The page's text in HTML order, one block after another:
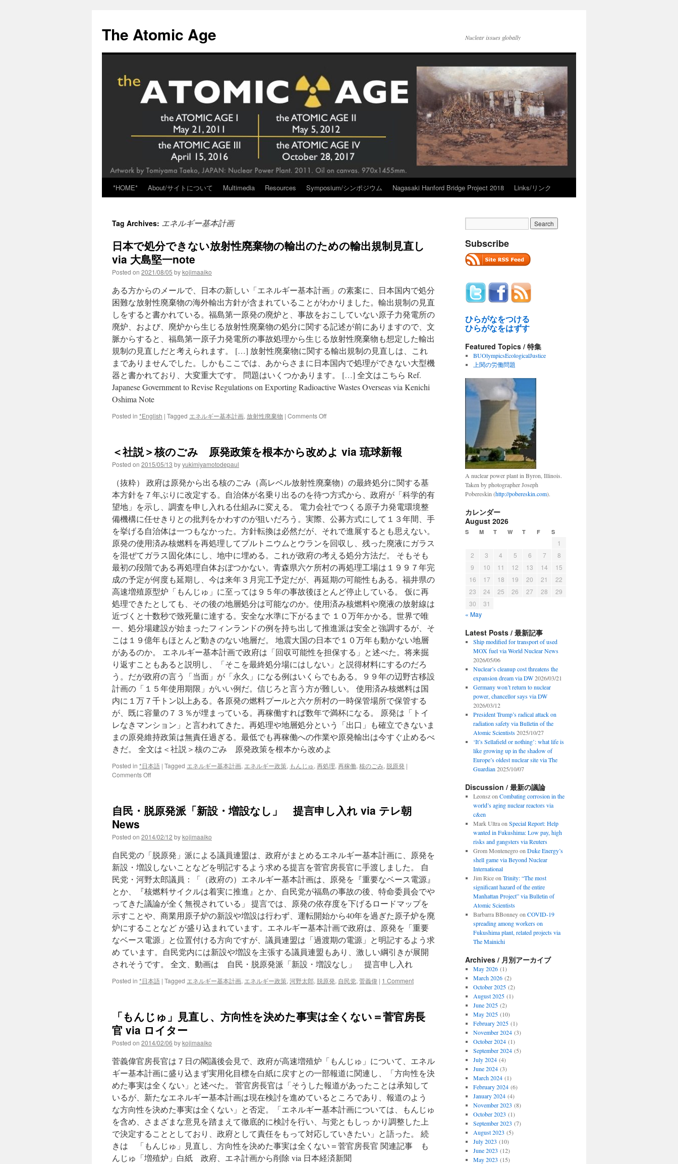
content
The Atomic Age Nuclear issues globally
*HOME* About/サイトについて Multimedia Resources Symposium/シンポジウム Nagasaki Hanford Bridge Project 2018 Links/リンク
Tag Archives: エネルギー基本計画
日本で処分できない放射性廃棄物の輸出のための輸出規制見直し
via 大島堅一note
Posted on 2021/08/05 bykojimaaiko
ある方からのメールで、日本の新しい「エネルギー基本計画」の素案に、日本国内で処分
困難な放射性廃棄物の海外輸出方針が含まれていることがわかりました。輸出規制の見直
しをすると書かれている。福島第一原発の廃炉と、事故をおこしていない原子力発電所の
廃炉、および、廃炉から生じる放射性廃棄物の処分に関する記述が前にありますので、文
脈からすると、福島第一原子力発電所の事故処理から生じる放射性廃棄物も想定した輸出
規制の見直しだと考えられます。 […] 放射性廃棄物に関する輸出規制の見直しは、これ
までありませんでした。しかもここでは、あからさまに日本国内で処理ができない大型機
器と書かれており、大変重大です。 問題はいくつかあります。 […] 全文はこちら Ref.
Japanese Government to Revise Regulations on Exporting Radioactive Wastes Overseas via Kenichi
Oshima Note
Posted in *English | Tagged エネルギー基本計画, 放射性廃棄物 | Comments Offon
処
分
き
な
い
放
性
廃
棄
物
の
輸
出
た
め
の
輸
出
規
制
直
し
via
大
島
堅
一
note
＜社説＞核のごみ 原発政策を根本から改めよ via 琉球新報
Posted on 2015/05/13 byyukimiyamotodepaul
（抜粋） 政府は原発から出る核のごみ（高レベル放射性廃棄物）の最終処分に関する基
本方針を７年ぶりに改定する。自治体が名乗り出るのを待つ方式から、政府が「科学的有
望地」を示し、調査を申し入れる仕組みに変える。 電力会社でつくる原子力発電環境整
備機構に任せきりとの批判をかわすのが狙いだろう。実際、公募方式にして１３年間、手
を挙げる自治体は一つもなかった。方針転換は必然だが、それで進展するとも思えない。
原発の使用済み核燃料を再処理してプルトニウムとウランを回収し、残った廃液にガラス
を混ぜてガラス固化体にし、地中に埋める。これが政府の考える処分方法だ。 そもそも
最初の段階である再処理自体おぼつかない。青森県六ケ所村の再処理工場は１９９７年完
成の予定が何度も延期し、今は来年３月完工予定だが、再延期の可能性もある。福井県の
高速増殖原型炉「もんじゅ」に至っては９５年の事故後ほとんど停止している。 仮に再
処理できたとしても、その後の地層処分は可能なのか。使用済み核燃料や廃液の放射線は
近づくと十数秒で致死量に達する。安全な水準に下がるまで １０万年かかる。世界で唯
一、処分場建設が始まったフィンランドの例を持ち出して推進派は安全と強調するが、そ
こは１９億年もほとんど動きのない地層だ。 地震大国の日本で１０万年も動かない地層
があるのか。 エネルギー基本計画で政府は「回収可能性を担保する」と述べた。将来掘
り返すこともあると説明し、「そこを最終処分場にはしない」と説得材料にするのだろ
う。だが政府の言う「当面」が「永久」になる例はいくらでもある。９９年の辺野古移設
計画の「１５年使用期限」がいい例だ。信じろと言う方が難しい。 使用済み核燃料は国
内に１万７千トン以上ある。各原発の燃料プールと六ケ所村の一時保管場所で保管する
が、既に容量の７３％が埋まっている。再稼働すれば数年で満杯になる。 原発は「トイ
レなきマンション」と言われてきた。再処理や地層処分という「出口」も確立できないま
まの原発維持政策は無責任過ぎる。最低でも再稼働への作業や原発輸出は今すぐ止めるべ
きだ。 全文は＜社説＞核のごみ 原発政策を根本から改めよ
Posted in *日本語 | Tagged エネルギー基本計画, エネルギー政策, もんじゅ, 再処理, 再稼働, 核のごみ, 脱原発 |
Comments Offon
＞
ご
原
発
政
策
を
根
本
か
ら
改
め
よ
via
球
自民・脱原発派「新設・増設なし」 提言申し入れ via テレ朝
News
Posted on 2014/02/12 bykojimaaiko
自民党の「脱原発」派による議員連盟は、政府がまとめるエネルギー基本計画に、原発を
新設・増設しないことなどを明記するよう求める提言を菅官房長官に手渡しました。 自
民党・河野太郎議員：「（政府の）エネルギー基本計画は、原発を『重要なベース電源』
とか、『核燃料サイクルは着実に推進』とか、自民党が福島の事故の後、特命委員会でや
ってきた議論が全く無視されている」 提言では、原発の依存度を下げるロードマップを
示すことや、商業用原子炉の新設や増設は行わず、運転開始から40年を過ぎた原子炉を廃
炉にすることなど が盛り込まれています。エネルギー基本計画で政府は、原発を「重要
なベース電源」と位置付ける方向ですが、議員連盟は「過渡期の電源」と明記するよう求
め ています。自民党内には新設や増設を主張する議員連盟もあり、激しい綱引きが展開
されそうです。 全文、動画は 自民・脱原発派「新設・増設なし」 提言申し入れ
Posted in *日本語 | Tagged エネルギー基本計画, エネルギー政策, 河野太郎, 脱原発, 自民党, 菅義偉 | 1 Comment
「もんじゅ」見直し、方向性を決めた事実は全くない＝菅官房長
官 via ロイター
Posted on 2014/02/06 bykojimaaiko
菅義偉官房長官は７日の閣議後会見で、政府が高速増殖炉「もんじゅ」について、エネル
ギー基本計画に盛り込まず実用化目標を白紙に戻すとの一部報道に関連し、「方向性を決
めた事実は全くない」と述べた。 菅官房長官は「そうした報道があったことは承知して
いるが、新たなエネルギー基本計画は現在検討を進めているところであり、報道のよう
な方向性を決めた事実は全くない」と否定。「エネルギー基本計画については、もんじゅ
を含め、さまざまな意見を踏まえて徹底的に検討を行い、与党ともしっ かり調整した上
で決定することとしており、政府として責任をもって対応していきたい」と語った。 続
きは 「もんじゅ」見直し、方向性を決めた事実は全くない＝菅官房長官 関連記事 も
んじゅ「増殖炉」白紙 政府、エネ計画から削除 via 日本経済新聞
Subscribe
ひらがなをつける
ひらがなをはずす
Featured Topics / 特集
BUOlympicsEcologicalJustice
上関の労働問題
A nuclear power plant in Byron, Illinois.
Taken by photographer Joseph
Pobereskin (http://pobereskin.com).
カレンダー
August 2026
S M T W T F S
1
2
3 4 5 6 7
8
9
10 11 12 13 14
15
16
17 18 19 20 21
22
23
24 25 26 27 28
29
30
31
« May
Latest Posts / 最新記事
Ship modified for transport of used
MOX fuel via World Nuclear News
2026/05/06
Nuclear’s cleanup cost threatens the
expansion dream via DW 2026/03/21
Germany won’t return to nuclear
power, chancellor says via DW
2026/03/12
President Trump’s radical attack on
radiation safety via Bulletin of the
Atomic Scientists 2025/10/27
‘It’s Sellafield or nothing’: what life is
like growing up in the shadow of
Europe’s oldest nuclear site via The
Guardian 2025/10/07
Discussion / 最新の議論
Leonszon Combating corrosion in the
world’s aging nuclear reactors via
c&en
Mark Ultraon Special Report: Help
wanted in Fukushima: Low pay, high
risks and gangsters via Reuters
Grom Montenegroon Duke Energy’s
shell game via Beyond Nuclear
International
Jim Riceon Trinity: “The most
significant hazard of the entire
Manhattan Project” via Bulletin of
Atomic Scientists
Barbarra BBonneyon COVID-19
spreading among workers on
Fukushima plant, related projects via
The Mainichi
Archives / 月別アーカイブ
May 2026(1)
March 2026(2)
October 2025(2)
August 2025(1)
June 2025(2)
May 2025(10)
February 2025(1)
November 2024(3)
October 2024(1)
September 2024(5)
July 2024(4)
June 2024(3)
March 2024(1)
February 2024(6)
January 2024(4)
November 2023 (8)
October 2023 (1)
September 2023 (7)
August 2023 (5)
July 2023 (10)
June 2023 (12)
May 2023 (15)